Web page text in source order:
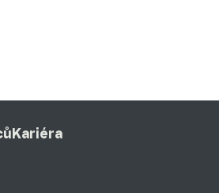
Kariéra